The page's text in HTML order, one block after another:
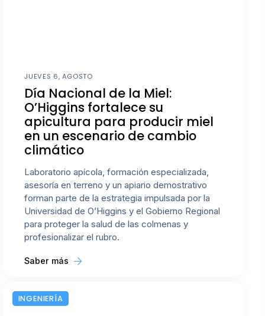
JUEVES 6, AGOSTO
Día Nacional de la Miel:
O’Higgins fortalece su
apicultura para producir miel
en un escenario de cambio
climático
Laboratorio apícola, formación especializada,
asesoría en terreno y un apiario demostrativo
forman parte de la estrategia impulsada por la
Universidad de O’Higgins y el Gobierno Regional
para proteger la salud de las colmenas y
profesionalizar el rubro.
Saber más
INGENIERÍA